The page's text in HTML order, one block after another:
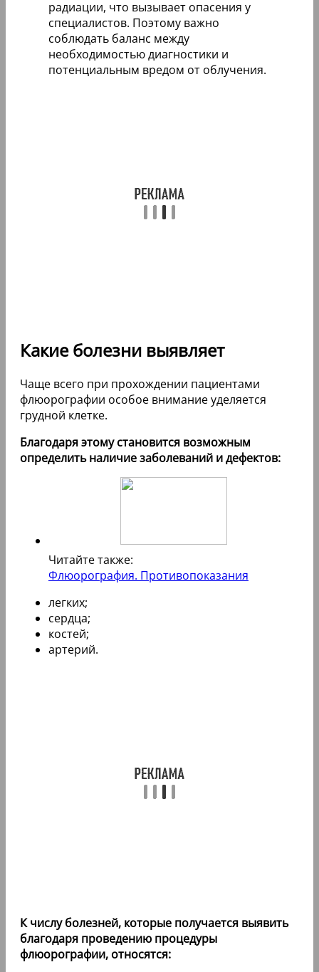
радиации, что вызывает опасения у
специалистов. Поэтому важно
соблюдать баланс между
необходимостью диагностики и
потенциальным вредом от облучения.
Какие болезни выявляет
Чаще всего при прохождении пациентами
флюорографии особое внимание уделяется
грудной клетке.
Благодаря этому становится возможным
определить наличие заболеваний и дефектов:
Читайте также:
Флюорография. Противопоказания
легких;
сердца;
костей;
артерий.
К числу болезней, которые получается выявить
благодаря проведению процедуры
флюорографии, относятся: